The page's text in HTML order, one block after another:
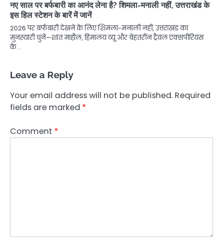
नए साल पर बर्फबारी का आनंद लेना है? शिमला-मनाली नहीं, उत्तराखंड के
इस हिल स्टेशन के बारें में जानें
2026 पर बर्फबारी देखने के लिए शिमला-मनाली नहीं, उत्तराखंड का
मुनस्यारी चुनें—शांत माहौल, हिमालय व्यू और बेहतरीन ट्रैवल एक्सपीरियंस
के…
Leave a Reply
Your email address will not be published. Required
fields are marked *
Comment *